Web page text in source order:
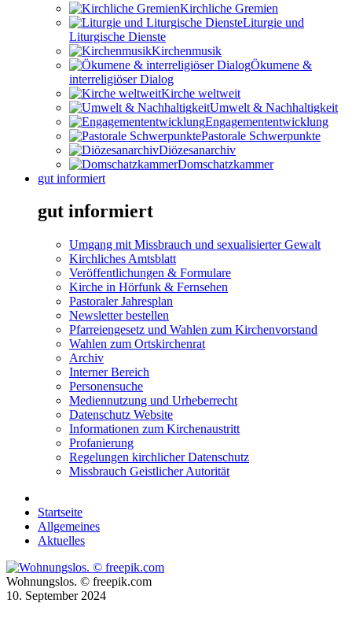
Kirchliche Gremien
Liturgie und
Liturgische Dienste
Kirchenmusik
Ökumene &
interreligiöser Dialog
Kirche weltweit
Umwelt & Nachhaltigkeit
Engagemententwicklung
Pastorale Schwerpunkte
Diözesanarchiv
Domschatzkammer
gut informiert
gut informiert
Umgang mit Missbrauch und sexualisierter Gewalt
Kirchliches Amtsblatt
Veröffentlichungen & Formulare
Kirche in Hörfunk & Fernsehen
Pastoraler Jahresplan
Newsletter bestellen
Pfarreiengesetz und Wahlen zum Kirchenvorstand
Wahlen zum Ortskirchenrat
Archiv
Interner Bereich
Personensuche
Mediennutzung und Urheberrecht
Datenschutz Website
Informationen zum Kirchenaustritt
Profanierung
Regelungen kirchlicher Datenschutz
Missbrauch Geistlicher Autorität
Startseite
Allgemeines
Aktuelles
Wohnungslos. © freepik.com
10. September 2024